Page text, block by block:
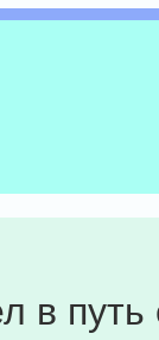
в путь